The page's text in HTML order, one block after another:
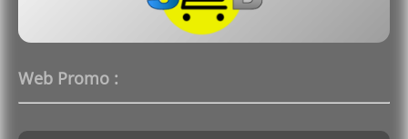
Web Promo :